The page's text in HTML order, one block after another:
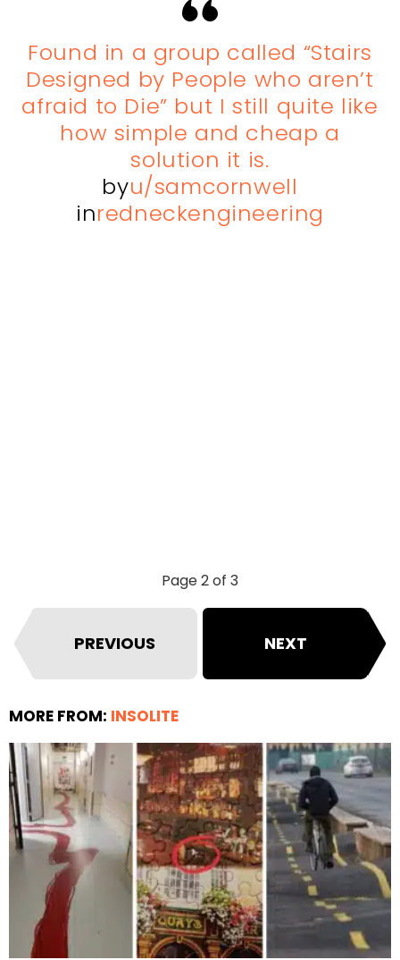
Found in a group called “Stairs
Designed by People who aren’t
afraid to Die” but I still quite like
how simple and cheap a
solution it is.
byu/samcornwell
inredneckengineering
Page 2 of 3
PREVIOUS NEXT
MORE FROM: INSOLITE